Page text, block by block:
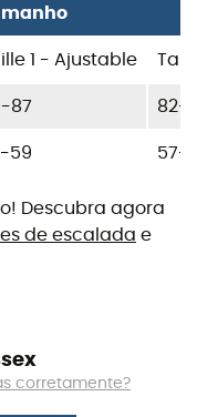
1 - Ajustable
87 82-
59 57-
Descubra agora
de escalada e
corretamente?